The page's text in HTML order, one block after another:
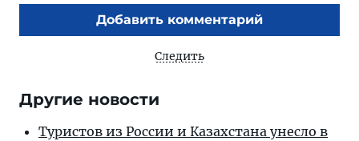
Добавить комментарий
Следить
Другие новости
Туристов из России и Казахстана унесло в